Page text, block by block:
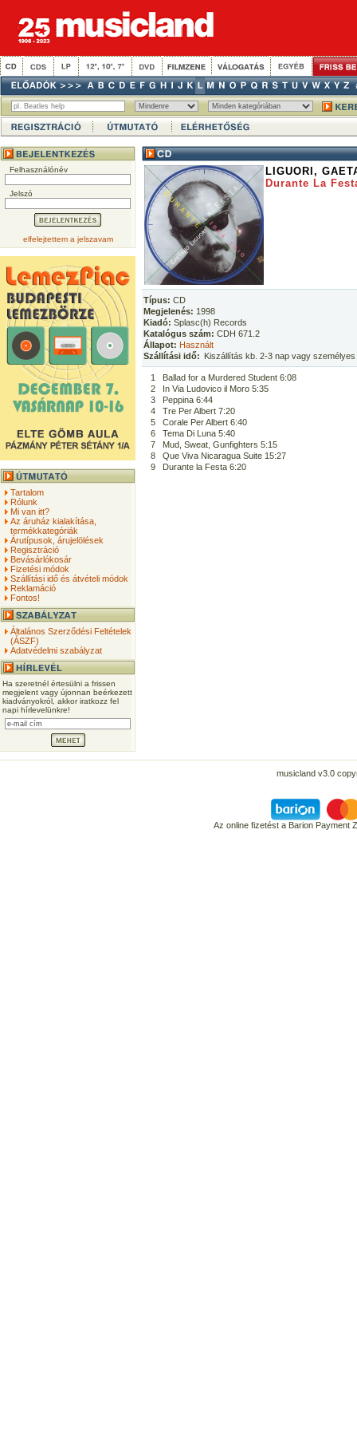
Felhasználónév
Jelszó
elfelejtettem a jelszavam
Tartalom
Rólunk
Mi van itt?
Az áruház kialakítása,
termékkategóriák
Árutípusok, árujelölések
Regisztráció
Bevásárlókosár
Fizetési módok
Szállítási idő és átvételi módok
Reklamáció
Fontos!
Általános Szerződési Feltételek
(ÁSZF)
Adatvédelmi szabályzat
Ha szeretnél értesülni a frissen
megjelent vagy újonnan beérkezett
kiadványokról, akkor iratkozz fel
napi hírlevelünkre!
LIGUORI,
Durante La
Típus: CD
Megjelenés: 1998
Kiadó: Splasc(h) Records
Katalógus szám: CDH 671.2
Állapot: Használt
Szállítási idő: Kiszállítás kb. 2-3 nap vagy
1
Ballad for a Murdered Student 6:08
2
In Via Ludovico il Moro 5:35
3
Peppina 6:44
4
Tre Per Albert 7:20
5
Corale Per Albert 6:40
6
Tema Di Luna 5:40
7
Mud, Sweat, Gunfighters 5:15
8
Que Viva Nicaragua Suite 15:27
9
Durante la Festa 6:20
musicland v3.0
Az online fizetést a Barion Payment